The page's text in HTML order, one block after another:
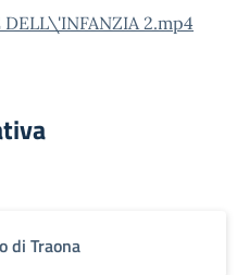
DELL\'INFANZIA 2.mp4
di Traona